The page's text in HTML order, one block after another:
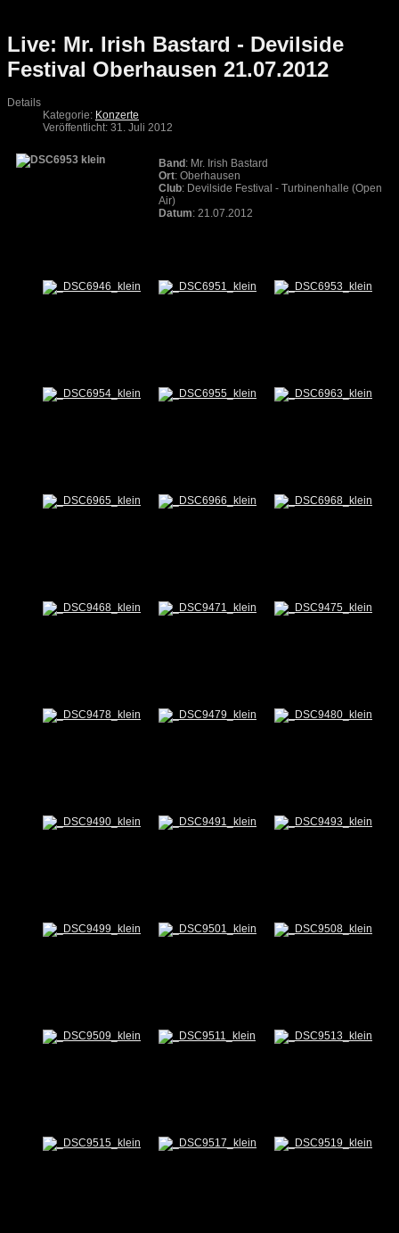
Live: Mr. Irish Bastard - Devilside
Festival Oberhausen 21.07.2012
Details
Kategorie: Konzerte
Veröffentlicht: 31. Juli 2012
Band : Mr. Irish Bastard
Ort: Oberhausen
Club: Devilside Festival - Turbinenhalle (Open
Air)
Datum: 21.07.2012